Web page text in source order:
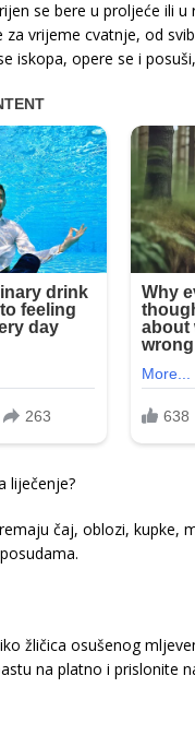
se bere u proljeće ili
za vrijeme cvatnje, od
iskopa, opere se i
liječenje?
čaj, oblozi, kupke,
žličica osušenog
na platno i prislonite